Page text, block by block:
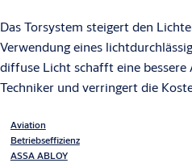
Das Torsystem steigert den
Verwendung eines
diffuse Licht schafft eine
Techniker und verringert die
Aviation
Betriebseffizienz
ASSA ABLOY